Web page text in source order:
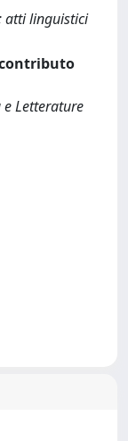
atti linguistici
e Letterature